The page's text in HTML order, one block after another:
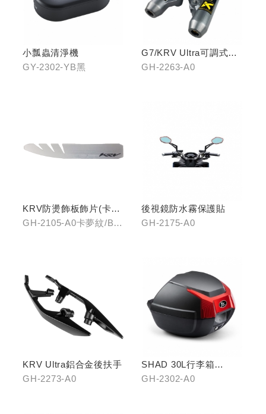
小瓢蟲清淨機
GY-2302-YB黑
G7/KRV Ultra可調式倒
立機構前叉組
GH-2263-A0
KRV防燙飾板飾片(卡夢
紋/金屬髮絲)
GH-2105-A0卡夢紋/B0
後視鏡防水霧保護貼
GH-2175-A0
KRV Ultra鋁合金後扶手
GH-2273-A0
SHAD 30L行李箱
(KYMCO專屬款)
GH-2302-A0